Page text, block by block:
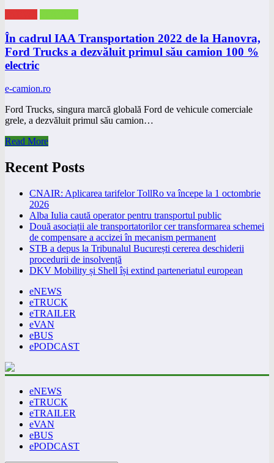
În cadrul IAA Transportation 2022 de la Hanovra,
Ford Trucks a dezvăluit primul său camion 100 %
electric
e-camion.ro
Ford Trucks, singura marcă globală Ford de vehicule comerciale
grele, a dezvăluit primul său camion…
Read More
Recent Posts
CNAIR: Aplicarea tarifelor TollRo va începe la 1 octombrie
2026
Alba Iulia caută operator pentru transportul public
Două asociații ale transportatorilor cer transformarea schemei
de compensare a accizei în mecanism permanent
STB a depus la Tribunalul București cererea deschiderii
procedurii de insolvență
DKV Mobility și Shell își extind parteneriatul european
eNEWS
eTRUCK
eTRAILER
eVAN
eBUS
ePODCAST
eNEWS
eTRUCK
eTRAILER
eVAN
eBUS
ePODCAST